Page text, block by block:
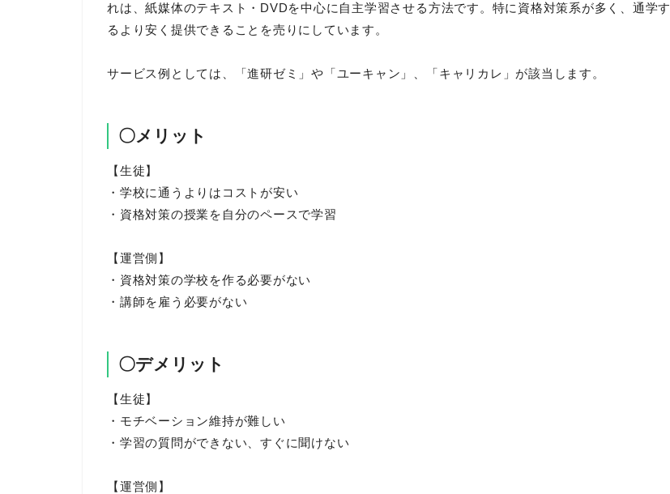
れは、紙媒体のテキスト・DVDを中心に自主学習させる方法です。特に資格対策系が多く、通学す
るより安く提供できることを売りにしています。
サービス例としては、「進研ゼミ」や「ユーキャン」、「キャリカレ」が該当します。
〇メリット
【生徒】
・学校に通うよりはコストが安い
・資格対策の授業を自分のペースで学習
【運営側】
・資格対策の学校を作る必要がない
・講師を雇う必要がない
〇デメリット
【生徒】
・モチベーション維持が難しい
・学習の質問ができない、すぐに聞けない
【運営側】